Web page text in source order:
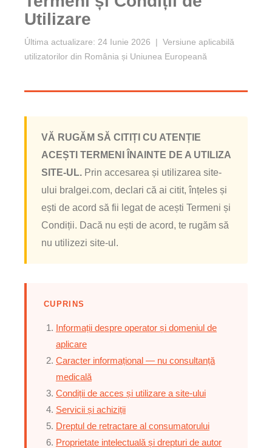
Utilizare
Última actualizare: 24 Iunie 2026 | Versiune aplicabilă
utilizatorilor din România și Uniunea Europeană
VĂ RUGĂM SĂ CITIȚI CU ATENȚIE
ACEȘTI TERMENI ÎNAINTE DE A UTILIZA
SITE-UL. Prin accesarea și utilizarea site-
ului bralgei.com, declari că ai citit, înțeles și
ești de acord să fii legat de acești Termeni și
Condiții. Dacă nu ești de acord, te rugăm să
nu utilizezi site-ul.
CUPRINS
Informații despre operator și domeniul de
aplicare
Caracter informațional — nu consultanță
medicală
Condiții de acces și utilizare a site-ului
Servicii și achiziții
Dreptul de retractare al consumatorului
Proprietate intelectuală și drepturi de autor